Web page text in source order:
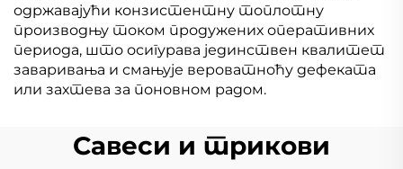
одржавајући конзистентну топлотну
производњу током продужених оперативних
периода, што осигурава јединствен квалитет
заваривања и смањује вероватноћу дефеката
или захтева за поновном радом.
Савеси и трикови